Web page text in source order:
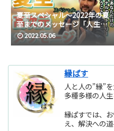
夏至スペシャル～2022年の夏
至までのメッセージ「人生は
あなただけのオリジナルのス
トーリー」
2022.05.06
縁ぱす
人と人の”縁”
多種多様の人生
縁ぱすでは、
え、解決への